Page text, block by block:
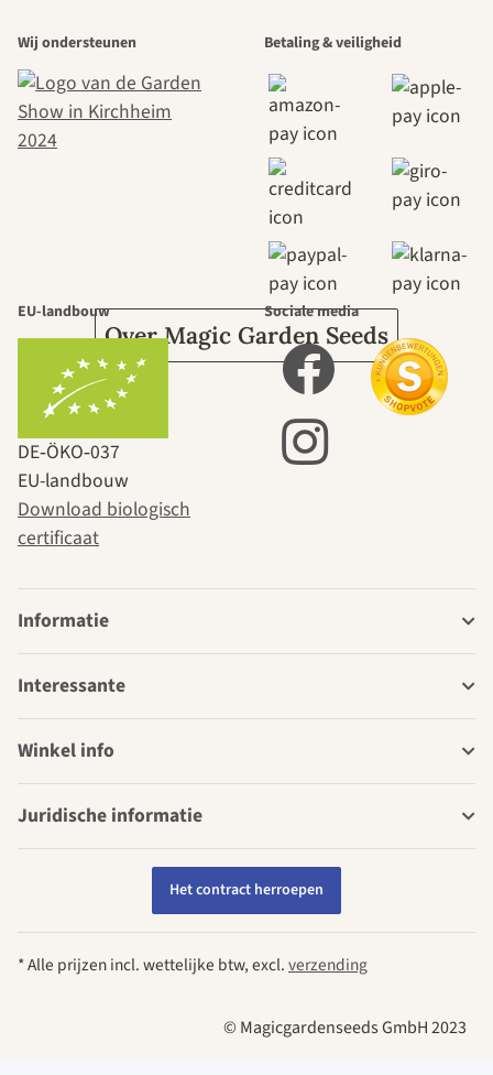
mooiste paden
naar onszelf
leidt door de
tuin.
Over Magic Garden Seeds
Wij ondersteunen Betaling & veiligheid
EU-landbouw
DE‑ÖKO‑037
EU-landbouw
Download biologisch
certificaat
Sociale media
Informatie
Interessante
Winkel info
Juridische informatie
Het contract herroepen
* Alle prijzen incl. wettelijke btw, excl.verzending
© Magicgardenseeds GmbH 2023